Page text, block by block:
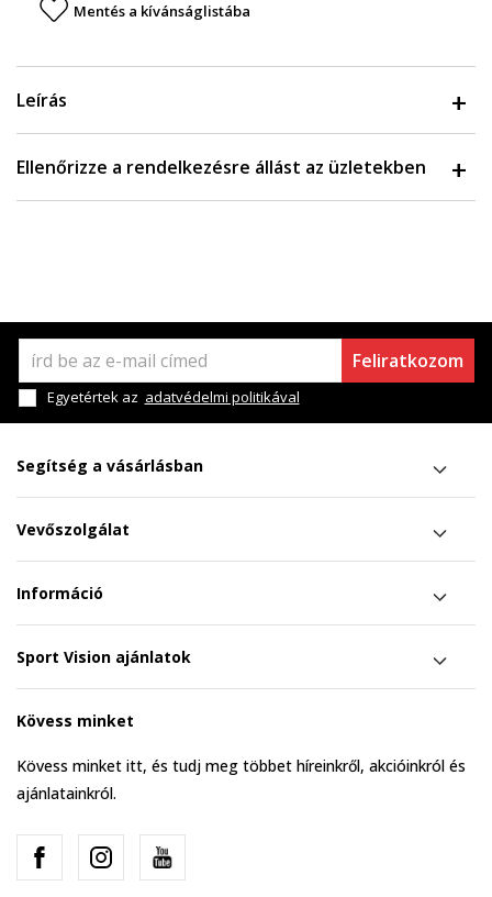
Mentés a kívánságlistába
Leírás
Ellenőrizze a rendelkezésre állást az üzletekben
Feliratkozom
Egyetértek az adatvédelmi politikával
Segítség a vásárlásban
Vevőszolgálat
Információ
Sport Vision ajánlatok
Kövess minket
Kövess minket itt, és tudj meg többet híreinkről, akcióinkról és
ajánlatainkról.